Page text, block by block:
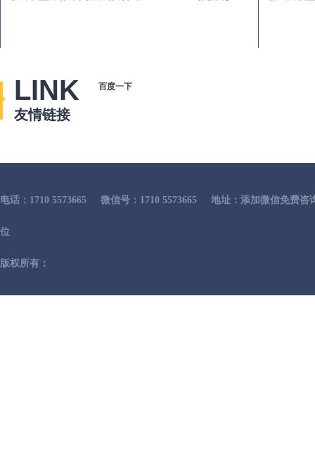
LINK
友情链接
百度一下
电话：1710 5573665 微信号：1710 5573665 地址：添加微信免费咨
位
版权所有：